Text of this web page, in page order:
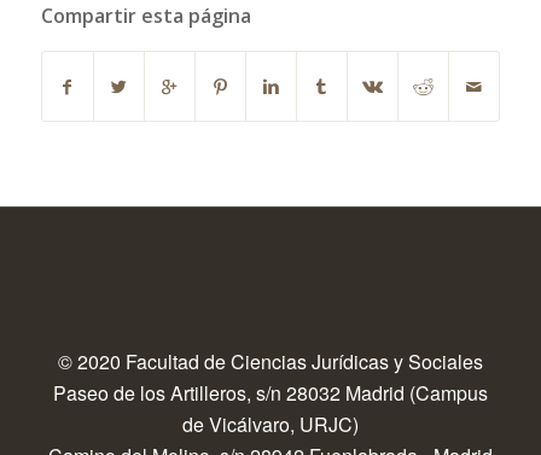
Compartir esta página
© 2020 Facultad de Ciencias Jurídicas y Sociales
Paseo de los Artilleros, s/n 28032 Madrid (Campus
de Vicálvaro, URJC)